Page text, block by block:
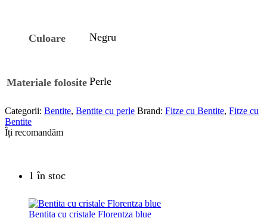
Culoare Negru
Materiale folosite Perle
Categorii: Bentite, Bentite cu perle Brand: Fitze cu Bentite, Fitze cu
Bentite
Îți recomandăm
1 în stoc
Bentita cu cristale Florentza blue